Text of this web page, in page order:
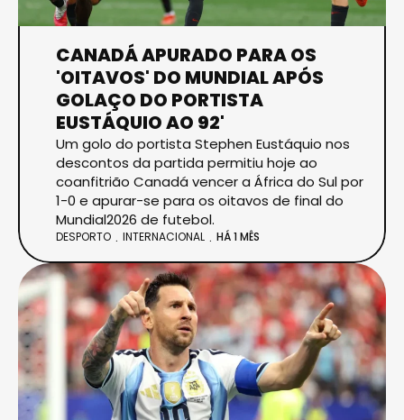
CANADÁ APURADO PARA OS
'OITAVOS' DO MUNDIAL APÓS
GOLAÇO DO PORTISTA
EUSTÁQUIO AO 92'
Um golo do portista Stephen Eustáquio nos
descontos da partida permitiu hoje ao
coanfitrião Canadá vencer a África do Sul por
1-0 e apurar-se para os oitavos de final do
Mundial2026 de futebol.
DESPORTO INTERNACIONAL HÁ 1 MÊS